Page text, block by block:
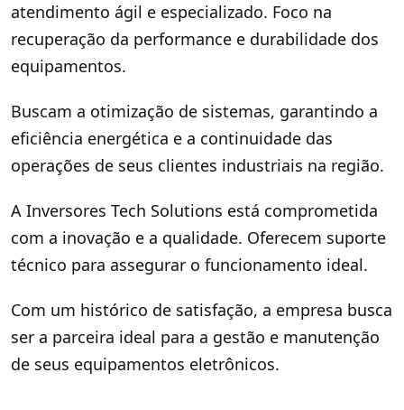
atendimento ágil e especializado. Foco na
recuperação da performance e durabilidade dos
equipamentos.
Buscam a otimização de sistemas, garantindo a
eficiência energética e a continuidade das
operações de seus clientes industriais na região.
A Inversores Tech Solutions está comprometida
com a inovação e a qualidade. Oferecem suporte
técnico para assegurar o funcionamento ideal.
Com um histórico de satisfação, a empresa busca
ser a parceira ideal para a gestão e manutenção
de seus equipamentos eletrônicos.